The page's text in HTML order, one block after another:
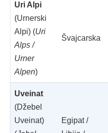
Uri Alpi
(Urnerski
Alpi) (Uri
Alps /
Urner
Alpen)
Švajcarska
Uveinat
(Džebel
Uveinat)
Egipat /